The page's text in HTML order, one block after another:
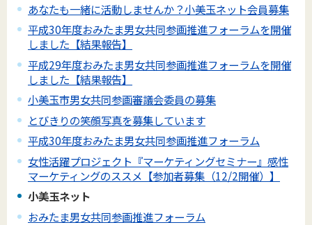
あなたも一緒に活動しませんか？小美玉ネット会員募集
平成30年度おみたま男女共同参画推進フォーラムを開催
しました【結果報告】
平成29年度おみたま男女共同参画推進フォーラムを開催
しました【結果報告】
小美玉市男女共同参画審議会委員の募集
とびきりの笑顔写真を募集しています
平成30年度おみたま男女共同参画推進フォーラム
女性活躍プロジェクト『マーケティングセミナー』感性
マーケティングのススメ【参加者募集（12/2開催）】
小美玉ネット
おみたま男女共同参画推進フォーラム